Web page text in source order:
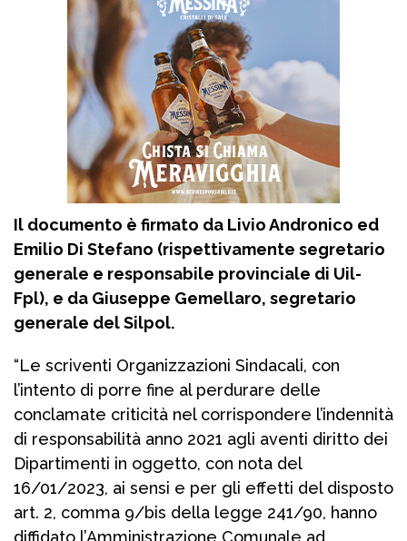
Il documento è firmato da Livio Andronico ed
Emilio Di Stefano (rispettivamente segretario
generale e responsabile provinciale di Uil-
Fpl), e da Giuseppe Gemellaro, segretario
generale del Silpol.
“Le scriventi Organizzazioni Sindacali, con
l’intento di porre fine al perdurare delle
conclamate criticità nel corrispondere l’indennità
di responsabilità anno 2021 agli aventi diritto dei
Dipartimenti in oggetto, con nota del
16/01/2023, ai sensi e per gli effetti del disposto
art. 2, comma 9/bis della legge 241/90, hanno
diffidato l’Amministrazione Comunale ad